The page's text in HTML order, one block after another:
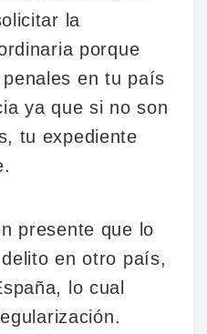
la
porque
en tu país
ya que si no son
tu expediente
presente que lo
en otro país,
lo cual